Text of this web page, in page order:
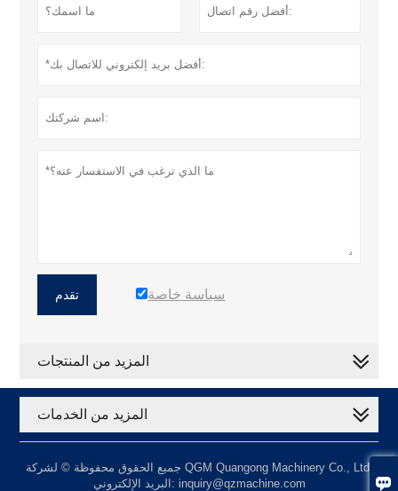

تقدم سياسة خاصة
المزيد من المنتجات
المزيد من الخدمات
جميع الحقوق محفوظة © لشركة QGM Quangong Machinery Co., Ltd.
البريد الإلكتروني: inquiry@qzmachine.com